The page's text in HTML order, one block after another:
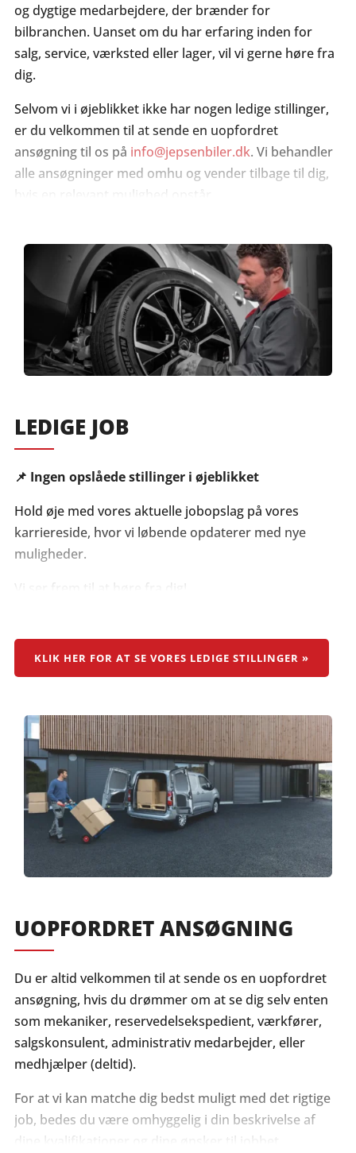
og dygtige medarbejdere, der brænder for
bilbranchen. Uanset om du har erfaring inden for
salg, service, værksted eller lager, vil vi gerne høre fra
dig.
Selvom vi i øjeblikket ikke har nogen ledige stillinger,
er du velkommen til at sende en uopfordret
ansøgning til os på info@jepsenbiler.dk. Vi behandler
alle ansøgninger med omhu og vender tilbage til dig,
hvis en relevant mulighed opstår.
LEDIGE JOB
📌 Ingen opslåede stillinger i øjeblikket
Hold øje med vores aktuelle jobopslag på vores
karriereside, hvor vi løbende opdaterer med nye
muligheder.
Vi ser frem til at høre fra dig!
KLIK HER FOR AT SE VORES LEDIGE STILLINGER »
UOPFORDRET ANSØGNING
Du er altid velkommen til at sende os en uopfordret
ansøgning, hvis du drømmer om at se dig selv enten
som mekaniker, reservedelsekspedient, værkfører,
salgskonsulent, administrativ medarbejder, eller
medhjælper (deltid).
For at vi kan matche dig bedst muligt med det rigtige
job, bedes du være omhyggelig i din beskrivelse af
dine kvalifikationer og dine ønsker til jobbet.